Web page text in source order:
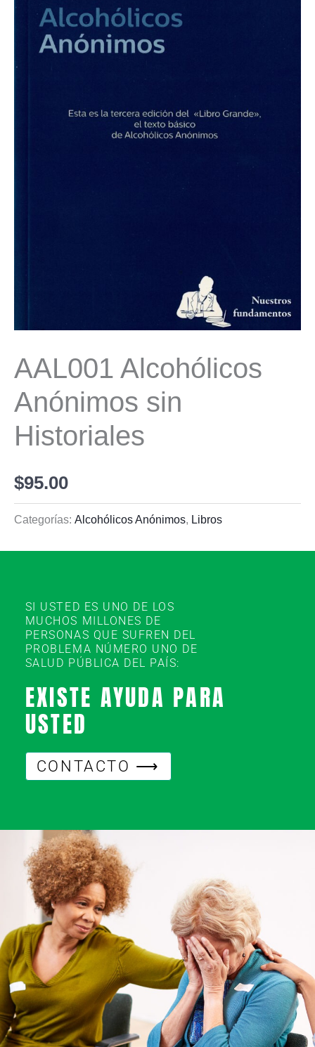
AAL001 Alcohólicos
Anónimos sin
Historiales
$95.00
Categorías: Alcohólicos Anónimos, Libros
SI USTED ES UNO DE LOS
MUCHOS MILLONES DE
PERSONAS QUE SUFREN DEL
PROBLEMA NÚMERO UNO DE
SALUD PÚBLICA DEL PAÍS:
EXISTE AYUDA PARA
USTED
CONTACTO ⟶